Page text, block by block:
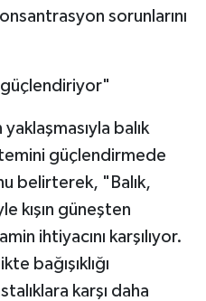
sorunlarını
güçlendiriyor"
balık
güçlendirmede
belirterek, "Balık,
kışın güneşten
ihtiyacını karşılıyor.
bağışıklığı
karşı daha